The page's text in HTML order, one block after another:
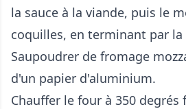
la sauce à la viande, puis le
coquilles, en terminant par la
Saupoudrer de fromage
d'un papier d'aluminium.
Chauffer le four à 350 degrés